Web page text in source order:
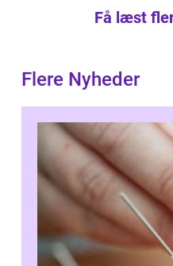
Få læst
Flere Nyheder